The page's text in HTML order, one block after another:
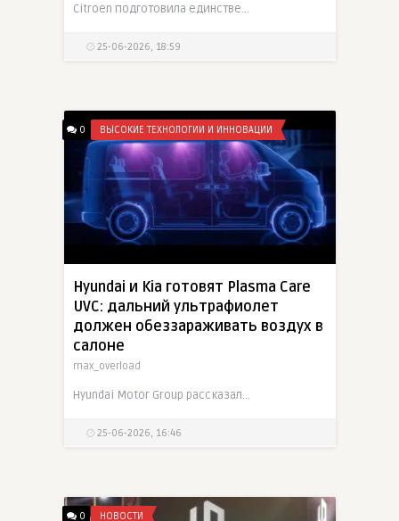
Citroen подготовила единственный C3 Aircross Marine Nationale к 400-летию французского флота. Кроссовер получил окраску Storm Blue с серой крышей и красными акцентами, внедорожные шины, 17-дюймовые
25-06-2026, 18:59
0 ВЫСОКИЕ ТЕХНОЛОГИИ И ИННОВАЦИИ
Hyundai и Kia готовят Plasma Care
UVC: дальний ультрафиолет
должен обеззараживать воздух в
салоне
max_overload
Hyundai Motor Group рассказала о системе Plasma Care UVC, которая использует Far-UVC-лампы в потолке для обеззараживания воздуха в салоне. В испытаниях технология уничтожала 96,8% воздушных вирусов
25-06-2026, 16:46
0 НОВОСТИ